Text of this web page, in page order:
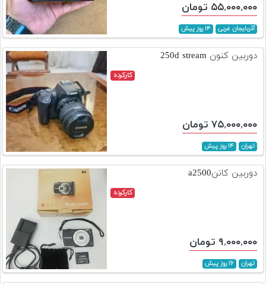
۵۵,۰۰۰,۰۰۰ تومان
آذربایجان غربی ۱۴ روز پیش
دوربین کنون 250d stream
کارکرده
۷۵,۰۰۰,۰۰۰ تومان
تهران ۱۴ روز پیش
دوربین کاننa2500
کارکرده
۹,۰۰۰,۰۰۰ تومان
تهران ۱۶ روز پیش